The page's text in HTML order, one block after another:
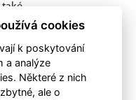
také
cookies
k poskytování
a analýze
Některé z nich
ale o